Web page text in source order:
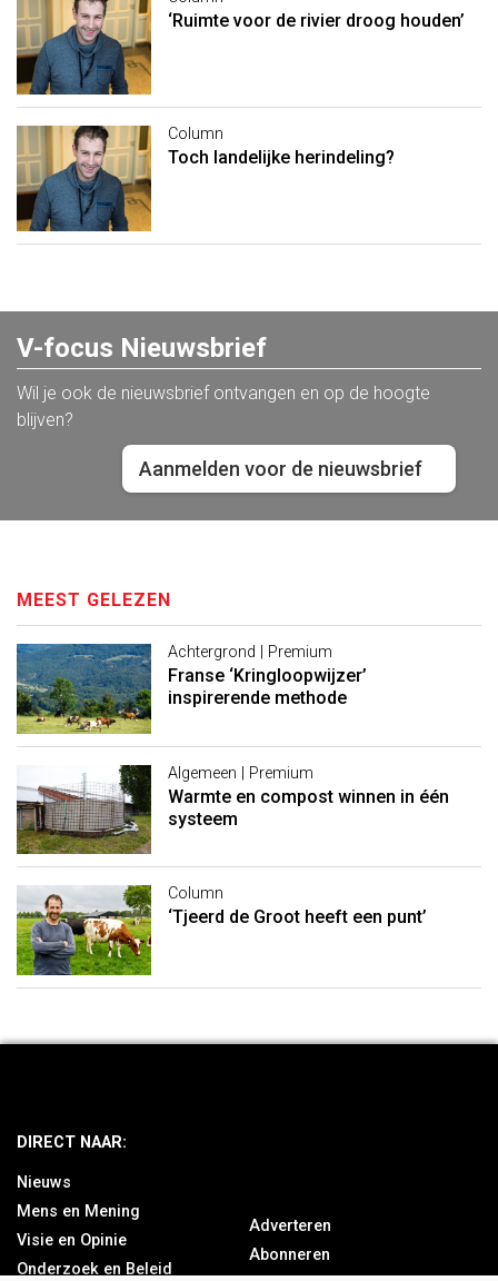
‘Ruimte voor de rivier droog houden’
Column
Toch landelijke herindeling?
V-focus Nieuwsbrief
Wil je ook de nieuwsbrief ontvangen en op de hoogte
blijven?
Aanmelden voor de nieuwsbrief
MEEST GELEZEN
Achtergrond | Premium
Franse ‘Kringloopwijzer’
inspirerende methode
Algemeen | Premium
Warmte en compost winnen in één
systeem
Column
‘Tjeerd de Groot heeft een punt’
DIRECT NAAR:
Nieuws
Mens en Mening
Visie en Opinie
Onderzoek en Beleid
Adverteren
Abonneren